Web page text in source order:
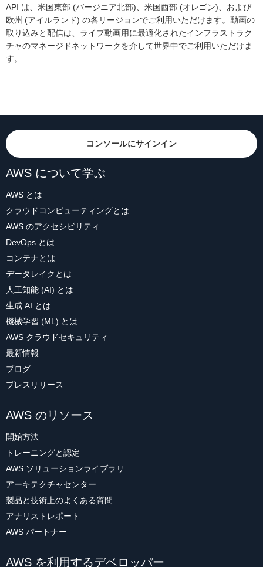
API は、米国東部 (バージニア北部)、米国西部 (オレゴン)、および
欧州 (アイルランド) の各リージョンでご利用いただけます。動画の
取り込みと配信は、ライブ動画用に最適化されたインフラストラク
チャのマネージドネットワークを介して世界中でご利用いただけま
す。
コンソールにサインイン
AWS について学ぶ
AWS とは
クラウドコンピューティングとは
AWS のアクセシビリティ
DevOps とは
コンテナとは
データレイクとは
人工知能 (AI) とは
生成 AI とは
機械学習 (ML) とは
AWS クラウドセキュリティ
最新情報
ブログ
プレスリリース
AWS のリソース
開始方法
トレーニングと認定
AWS ソリューションライブラリ
アーキテクチャセンター
製品と技術上のよくある質問
アナリストレポート
AWS パートナー
AWS を利用するデベロッパー